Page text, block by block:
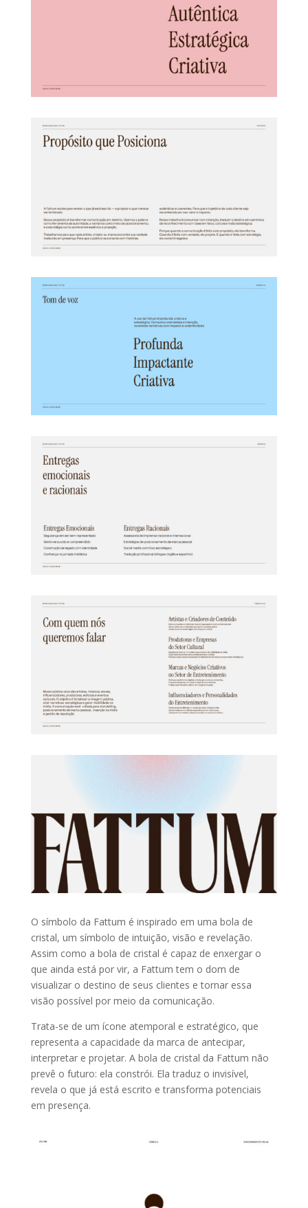
O símbolo da Fattum é inspirado em uma bola de
cristal, um símbolo de intuição, visão e revelação.
Assim como a bola de cristal é capaz de enxergar o
que ainda está por vir, a Fattum tem o dom de
visualizar o destino de seus clientes e tornar essa
visão possível por meio da comunicação.
Trata-se de um ícone atemporal e estratégico, que
representa a capacidade da marca de antecipar,
interpretar e projetar. A bola de cristal da Fattum não
prevê o futuro: ela constrói. Ela traduz o invisível,
revela o que já está escrito e transforma potenciais
em presença.